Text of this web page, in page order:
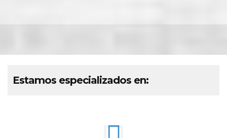
Estamos especializados en: